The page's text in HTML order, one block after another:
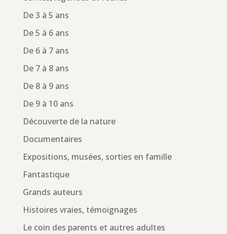
De 3 à 5 ans
De 5 à 6 ans
De 6 à 7 ans
De 7 à 8 ans
De 8 à 9 ans
De 9 à 10 ans
Découverte de la nature
Documentaires
Expositions, musées, sorties en famille
Fantastique
Grands auteurs
Histoires vraies, témoignages
Le coin des parents et autres adultes